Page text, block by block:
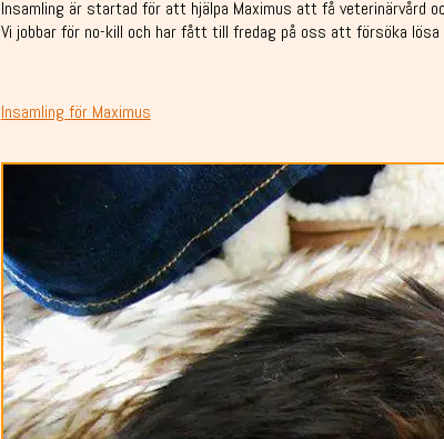
Insamling är startad för att hjälpa Maximus att få veterinärvård
Vi jobbar för no-kill och har fått till fredag på oss att försöka lösa
Insamling för Maximus